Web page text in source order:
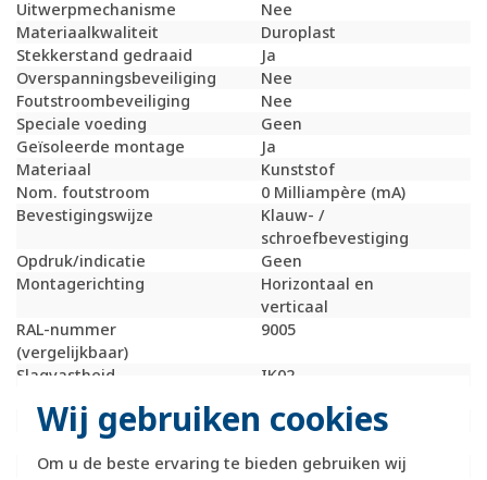
Wij gebruiken cookies
Om u de beste ervaring te bieden gebruiken wij
Uitwerpmechanisme
Nee
Materiaalkwaliteit
Duroplast
Stekkerstand gedraaid
Ja
Overspanningsbeveiliging
Nee
Foutstroombeveiliging
Nee
Speciale voeding
Geen
Geïsoleerde montage
Ja
Materiaal
Kunststof
Nom. foutstroom
0 Milliampère (mA)
Bevestigingswijze
Klauw- /
schroefbevestiging
Opdruk/indicatie
Geen
Montagerichting
Horizontaal en
verticaal
RAL-nummer
(vergelijkbaar)
9005
Slagvastheid
IK02
Transparant
Nee
Uitvoering oppervlakte
Met glaszekering
Nee